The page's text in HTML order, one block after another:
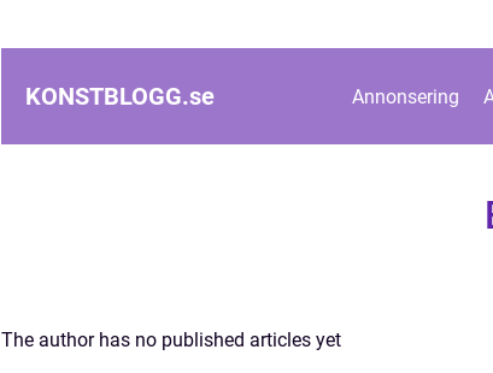
KONSTBLOGG.se Annonsering
The author has no published articles yet